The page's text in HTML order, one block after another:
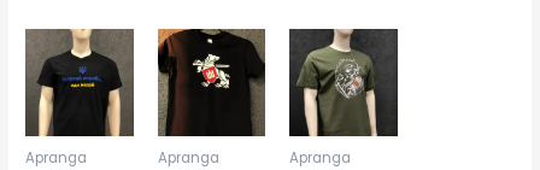
Apranga Apranga Apranga